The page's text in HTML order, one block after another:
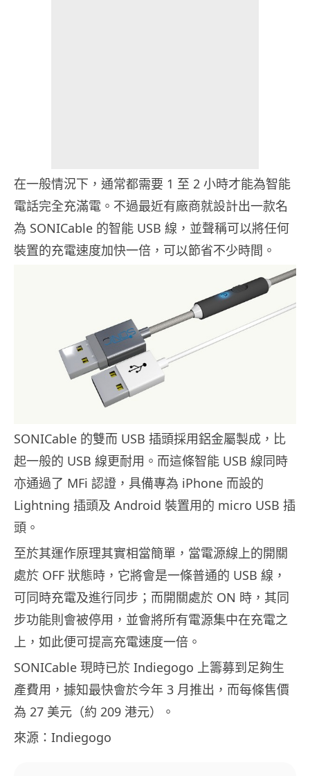
在一般情況下，通常都需要 1 至 2 小時才能為智能
電話完全充滿電。不過最近有廠商就設計出一款名
為 SONICable 的智能 USB 線，並聲稱可以將任何
裝置的充電速度加快一倍，可以節省不少時間。
SONICable 的雙而 USB 插頭採用鋁金屬製成，比
起一般的 USB 線更耐用。而這條智能 USB 線同時
亦通過了 MFi 認證，具備專為 iPhone 而設的
Lightning 插頭及 Android 裝置用的 micro USB 插
頭。
至於其運作原理其實相當簡單，當電源線上的開關
處於 OFF 狀態時，它將會是一條普通的 USB 線，
可同時充電及進行同步；而開關處於 ON 時，其同
步功能則會被停用，並會將所有電源集中在充電之
上，如此便可提高充電速度一倍。
SONICable 現時已於 Indiegogo 上籌募到足夠生
產費用，據知最快會於今年 3 月推出，而每條售價
為 27 美元（約 209 港元）。
來源：Indiegogo